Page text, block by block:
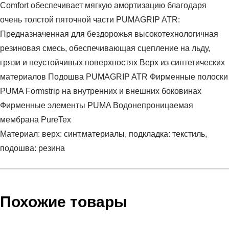
Comfort обеспечивает мягкую амортизацию благодаря
очень толстой пяточной части PUMAGRIP ATR:
Предназначенная для бездорожья высокотехнологичная
резиновая смесь, обеспечивающая сцепление на льду,
грязи и неустойчивых поверхностях Верх из синтетических
материалов Подошва PUMAGRIP ATR Фирменные полоски
PUMA Formstrip на внутренних и внешних боковинах
Фирменные элементы PUMA Водонепроницаемая
мембрана PureTex
Материал: верх: синт.материалы, подкладка: текстиль,
подошва: резина
Пол:мужской
Инструкция по оплате есть в самом конце счета, который
Похожие товары